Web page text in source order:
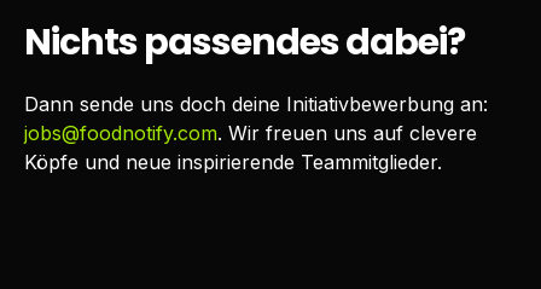
Eigenverantwortliche Umsetzung von Tasks
Das gebotene jährliche Bruttomindestgehalt liegt
bei € 70.000,--.
Die Bereitschaft zur
Überzahlung, um deine Qualifikationen und
Erfahrungen zu honorieren, ist für uns
Nichts passendes dabei?
Dann sende uns doch deine Initiativbewerbung an:
jobs@foodnotify.com. Wir freuen uns auf clevere
Köpfe und neue inspirierende Teammitglieder.